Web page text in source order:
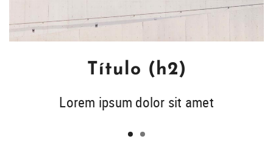
Título (h2)
Lorem ipsum dolor sit amet
1 2